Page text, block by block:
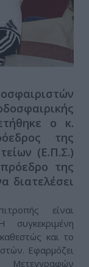
ο κ.
της
(Ε.Π.Σ.)
της
διατελέσει
είναι
και το
Εφαρμόζει